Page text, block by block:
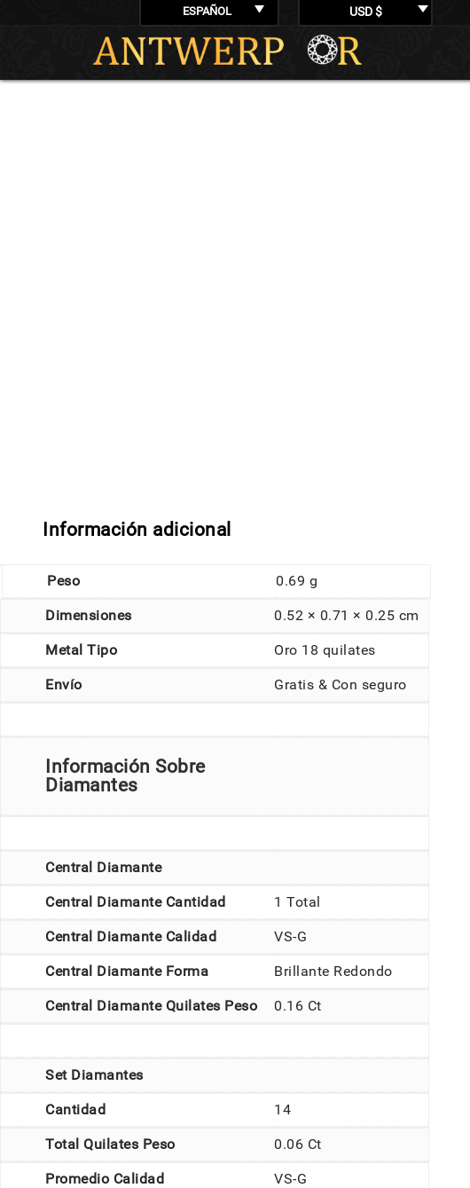
ESPAÑOL USD $
Información adicional
Peso 0.69 g
Dimensiones 0.52 × 0.71 × 0.25 cm
Metal Tipo Oro 18 quilates
Envío Gratis & Con seguro
Información Sobre
Diamantes
Central Diamante
Central Diamante Cantidad 1 Total
Central Diamante Calidad VS-G
Central Diamante Forma Brillante Redondo
Central Diamante Quilates Peso 0.16 Ct
Set Diamantes
Cantidad 14
Total Quilates Peso 0.06 Ct
Promedio Calidad VS-G